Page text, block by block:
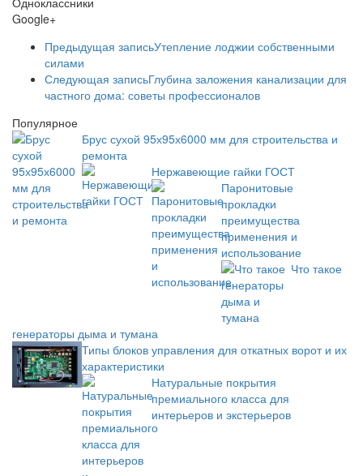
Google+
Предыдущая записьУтепление лоджии собственными
силами
Следующая записьГлубина заложения канализации для
частного дома: советы профессионалов
Популярное
Брус сухой 95х95х6000 мм для строительства и
ремонта
Нержавеющие гайки ГОСТ
Паронитовые
прокладки
преимущества
применения и
использование
Что такое
генераторы дыма и тумана
Типы блоков управления для откатных ворот и их
характеристики
Натуральные покрытия
премиального класса для
интерьеров и экстерьеров